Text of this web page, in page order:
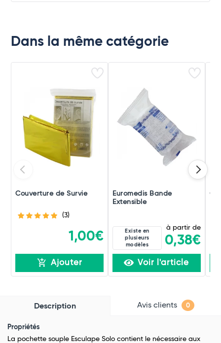
Dans la même catégorie
Couverture de Survie
(3)
1,00€
Ajouter
Euromedis Bande
Extensible
Existe en
plusieurs
modèles
à partir de
0,38€
Voir l'article
Description Avis clients 0
Propriétés
La pochette souple Esculape Solo contient le nécessaire aux